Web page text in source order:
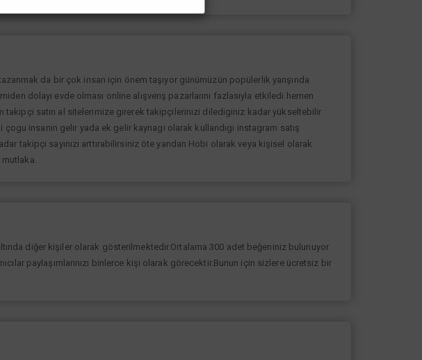
da bir çok insan için önem taşıyor günümüzün popülerlik yarışında
dolayı evde olması online alışverış pazarlarını fazlasıyla etkiledi hemen
takipçi satın al sitelerimize girerek takipçilerinizi dilediginiz kadar yükseltebilir
çogu insanın gelir yada ek gelir kaynagı olarak kullandıgı instagram satış
takipçi sayınızı arttırabilirsiniz öte yandan Hobi olarak veya kişisel olarak
mutlaka.
diğer kişiler olarak gösterilmektedir.Ortalama 300 adet beğeniniz bulunuyor
paylaşımlarınızı binlerce kişi olarak görecektir.Bunun için sizlere ücretsiz bir